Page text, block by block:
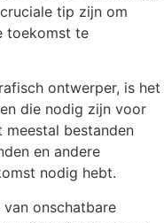
tip zijn om
toekomst te
ontwerper, is het
die nodig zijn voor
bestanden
en andere
nodig hebt.
onschatbare